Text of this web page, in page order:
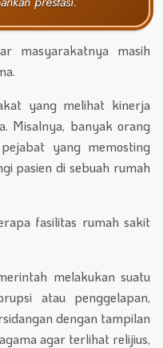
masyarakatnya masih
yang melihat kinerja
Misalnya, banyak orang
yang memosting
pasien di sebuah rumah
fasilitas rumah sakit
melakukan suatu
atau penggelapan,
dengan tampilan
agar terlihat relijius,